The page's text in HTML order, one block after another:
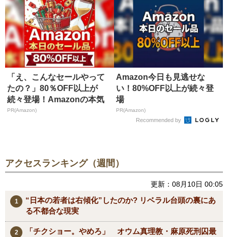
「え、こんなセールやって
たの？」80％OFF以上が
続々登場！Amazonの本気
が...
PR(Amazon)
Amazon今日も見逃せな
い！80%OFF以上が続々登
場
PR(Amazon)
Recommended by
アクセスランキング（週間）
更新：08月10日 00:05
“日本の若者は右傾化”したのか? リベラル台頭の裏にあ
る不都合な現実
「チクショー。やめろ」 オウム真理教・麻原死刑囚最